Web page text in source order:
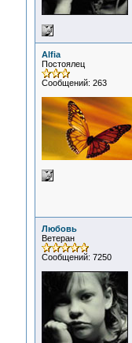
Alfia
Постоялец
Сообщений: 263
Любовь
Ветеран
Сообщений: 7250